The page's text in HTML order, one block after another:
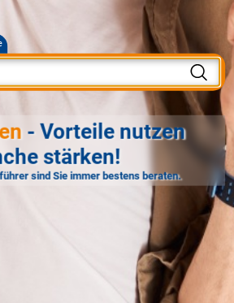
- Vorteile nutzen
stärken!
sind Sie immer bestens beraten.